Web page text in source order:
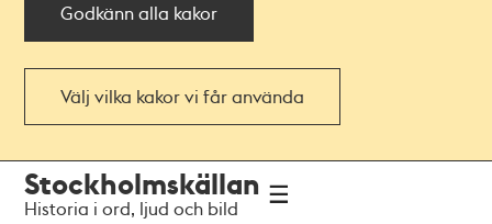
Godkänn alla kakor
Välj vilka kakor vi får använda
navigationen
huvudinnehållet
Stockholmskällan
Historia i ord, ljud och bild